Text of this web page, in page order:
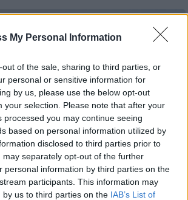
My Personal Information
out of the sale, sharing to third parties, or
personal or sensitive information for
by us, please use the below opt-out
your selection. Please note that after your
processed you may continue seeing
based on personal information utilized by
disclosed to third parties prior to
may separately opt-out of the further
personal information by third parties on the
participants. This information may
by us to third parties on the IAB’s List of
(Eurokinissi)